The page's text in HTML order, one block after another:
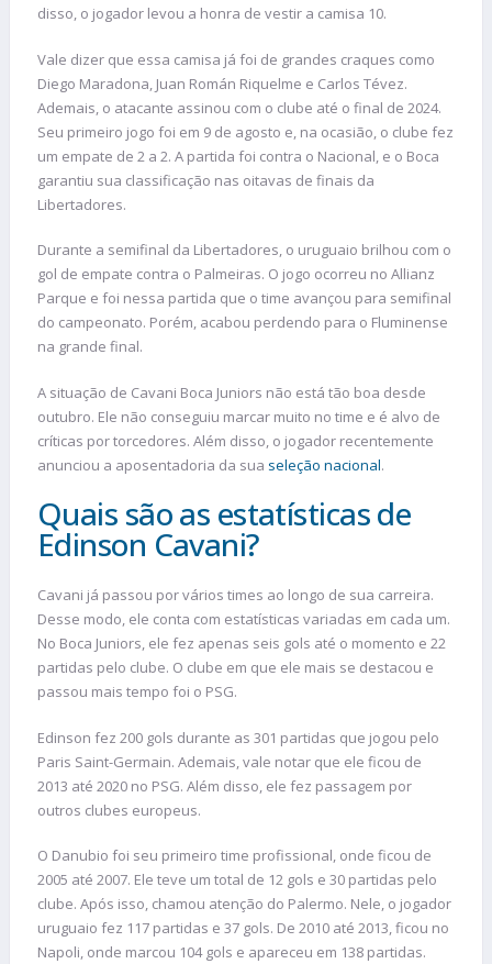
disso, o jogador levou a honra de vestir a camisa 10.
Vale dizer que essa camisa já foi de grandes craques como
Diego Maradona, Juan Román Riquelme e Carlos Tévez.
Ademais, o atacante assinou com o clube até o final de 2024.
Seu primeiro jogo foi em 9 de agosto e, na ocasião, o clube fez
um empate de 2 a 2. A partida foi contra o Nacional, e o Boca
garantiu sua classificação nas oitavas de finais da
Libertadores.
Durante a semifinal da Libertadores, o uruguaio brilhou com o
gol de empate contra o Palmeiras. O jogo ocorreu no Allianz
Parque e foi nessa partida que o time avançou para semifinal
do campeonato. Porém, acabou perdendo para o Fluminense
na grande final.
A situação de Cavani Boca Juniors não está tão boa desde
outubro. Ele não conseguiu marcar muito no time e é alvo de
críticas por torcedores. Além disso, o jogador recentemente
anunciou a aposentadoria da sua seleção nacional.
Quais são as estatísticas de
Edinson Cavani?
Cavani já passou por vários times ao longo de sua carreira.
Desse modo, ele conta com estatísticas variadas em cada um.
No Boca Juniors, ele fez apenas seis gols até o momento e 22
partidas pelo clube. O clube em que ele mais se destacou e
passou mais tempo foi o PSG.
Edinson fez 200 gols durante as 301 partidas que jogou pelo
Paris Saint-Germain. Ademais, vale notar que ele ficou de
2013 até 2020 no PSG. Além disso, ele fez passagem por
outros clubes europeus.
O Danubio foi seu primeiro time profissional, onde ficou de
2005 até 2007. Ele teve um total de 12 gols e 30 partidas pelo
clube. Após isso, chamou atenção do Palermo. Nele, o jogador
uruguaio fez 117 partidas e 37 gols. De 2010 até 2013, ficou no
Napoli, onde marcou 104 gols e apareceu em 138 partidas.